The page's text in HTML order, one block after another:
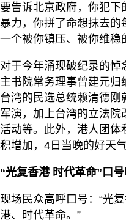
要告诉北京政府，你犯下
暴力，你拼了命想抹去的
一个被你镇压、被你维稳
对于今年涌现破纪录的悼
主书院常务理事曾建元
台湾的民选总统赖清德
军演，加上台湾的立法院
活动等。此外，港人团体
积增加，4日当晚的好天
“光复香港 时代革命”口
现场民众高呼口号：“光
港、时代革命。”